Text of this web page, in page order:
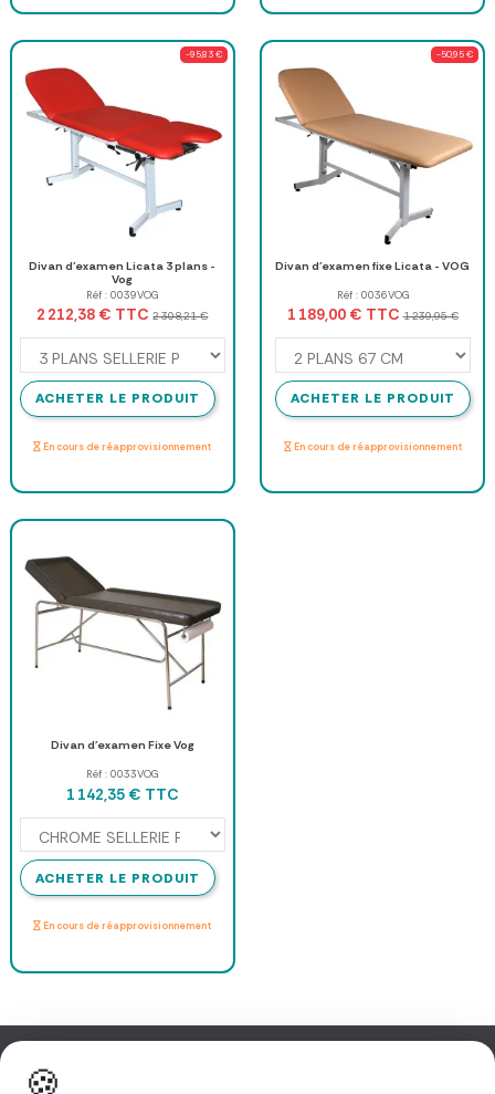
-95,83 €
Divan d'examen Licata 3 plans -
Vog
Réf : 0039VOG
2 212,38 € TTC 2 308,21 €
ACHETER LE PRODUIT
En cours de réapprovisionnement
-50,95 €
Divan d'examen fixe Licata - VOG
Réf : 0036VOG
1 189,00 € TTC 1 239,95 €
ACHETER LE PRODUIT
En cours de réapprovisionnement
Divan d'examen Fixe Vog
Réf : 0033VOG
1 142,35 € TTC
ACHETER LE PRODUIT
En cours de réapprovisionnement
Information
🍪